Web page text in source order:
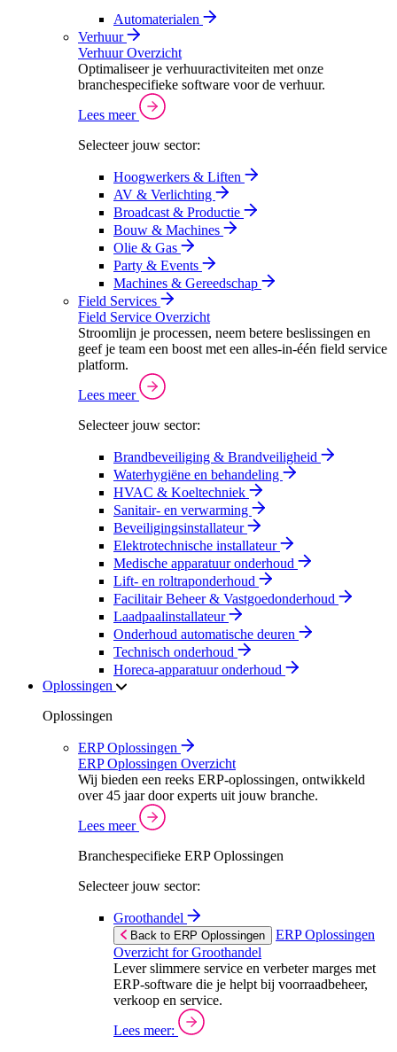
Automaterialen
Verhuur
Verhuur Overzicht
Optimaliseer je verhuuractiviteiten met onze
branchespecifieke software voor de verhuur.
Lees meer
Selecteer jouw sector:
Hoogwerkers & Liften
AV & Verlichting
Broadcast & Productie
Bouw & Machines
Olie & Gas
Party & Events
Machines & Gereedschap
Field Services
Field Service Overzicht
Stroomlijn je processen, neem betere beslissingen en
geef je team een boost met een alles-in-één field service
platform.
Lees meer
Selecteer jouw sector:
Brandbeveiliging & Brandveiligheid
Waterhygiëne en behandeling
HVAC & Koeltechniek
Sanitair- en verwarming
Beveiligingsinstallateur
Elektrotechnische installateur
Medische apparatuur onderhoud
Lift- en roltraponderhoud
Facilitair Beheer & Vastgoedonderhoud
Laadpaalinstallateur
Onderhoud automatische deuren
Technisch onderhoud
Horeca-apparatuur onderhoud
Oplossingen
Oplossingen
ERP Oplossingen
ERP Oplossingen Overzicht
Wij bieden een reeks ERP-oplossingen, ontwikkeld
over 45 jaar door experts uit jouw branche.
Lees meer
Branchespecifieke ERP Oplossingen
Selecteer jouw sector:
Groothandel
Back to ERP Oplossingen
ERP Oplossingen
Overzicht for Groothandel
Lever slimmere service en verbeter marges met
ERP-software die je helpt bij voorraadbeheer,
verkoop en service.
Lees meer: